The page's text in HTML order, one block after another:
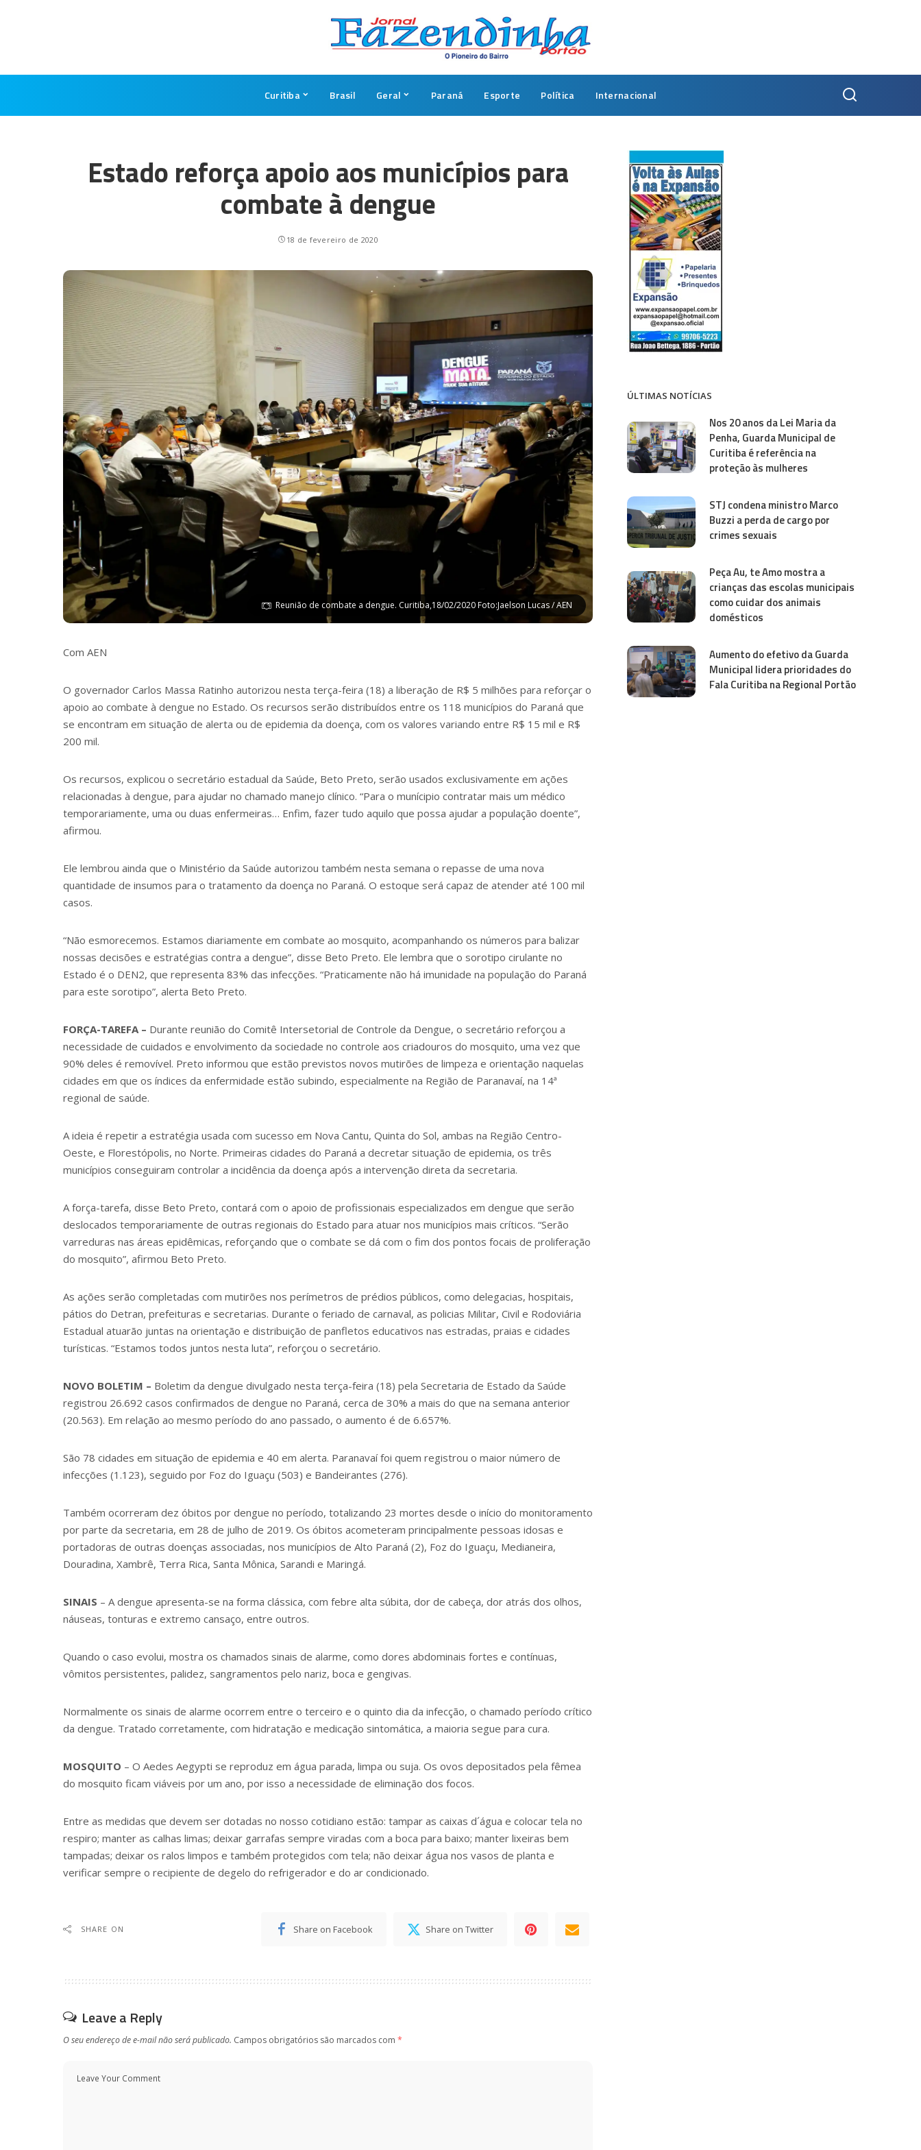
Curitiba Brasil Geral Paraná Esporte Política Internacional
Estado reforça apoio aos municípios para
combate à dengue
18 de fevereiro de 2020
Reunião de combate a dengue. Curitiba,18/02/2020 Foto:Jaelson Lucas / AEN
Com AEN
O governador Carlos Massa Ratinho autorizou nesta terça-feira (18) a liberação de R$ 5 milhões para reforçar o
apoio ao combate à dengue no Estado. Os recursos serão distribuídos entre os 118 municípios do Paraná que
se encontram em situação de alerta ou de epidemia da doença, com os valores variando entre R$ 15 mil e R$
200 mil.
Os recursos, explicou o secretário estadual da Saúde, Beto Preto, serão usados exclusivamente em ações
relacionadas à dengue, para ajudar no chamado manejo clínico. “Para o munícipio contratar mais um médico
temporariamente, uma ou duas enfermeiras… Enfim, fazer tudo aquilo que possa ajudar a população doente”,
afirmou.
Ele lembrou ainda que o Ministério da Saúde autorizou também nesta semana o repasse de uma nova
quantidade de insumos para o tratamento da doença no Paraná. O estoque será capaz de atender até 100 mil
casos.
“Não esmorecemos. Estamos diariamente em combate ao mosquito, acompanhando os números para balizar
nossas decisões e estratégias contra a dengue”, disse Beto Preto. Ele lembra que o sorotipo cirulante no
Estado é o DEN2, que representa 83% das infecções. “Praticamente não há imunidade na população do Paraná
para este sorotipo”, alerta Beto Preto.
FORÇA-TAREFA – Durante reunião do Comitê Intersetorial de Controle da Dengue, o secretário reforçou a
necessidade de cuidados e envolvimento da sociedade no controle aos criadouros do mosquito, uma vez que
90% deles é removível. Preto informou que estão previstos novos mutirões de limpeza e orientação naquelas
cidades em que os índices da enfermidade estão subindo, especialmente na Região de Paranavaí, na 14ª
regional de saúde.
A ideia é repetir a estratégia usada com sucesso em Nova Cantu, Quinta do Sol, ambas na Região Centro-
Oeste, e Florestópolis, no Norte. Primeiras cidades do Paraná a decretar situação de epidemia, os três
municípios conseguiram controlar a incidência da doença após a intervenção direta da secretaria.
A força-tarefa, disse Beto Preto, contará com o apoio de profissionais especializados em dengue que serão
deslocados temporariamente de outras regionais do Estado para atuar nos municípios mais críticos. “Serão
varreduras nas áreas epidêmicas, reforçando que o combate se dá com o fim dos pontos focais de proliferação
do mosquito”, afirmou Beto Preto.
As ações serão completadas com mutirões nos perímetros de prédios públicos, como delegacias, hospitais,
pátios do Detran, prefeituras e secretarias. Durante o feriado de carnaval, as policias Militar, Civil e Rodoviária
Estadual atuarão juntas na orientação e distribuição de panfletos educativos nas estradas, praias e cidades
turísticas. “Estamos todos juntos nesta luta”, reforçou o secretário.
NOVO BOLETIM – Boletim da dengue divulgado nesta terça-feira (18) pela Secretaria de Estado da Saúde
registrou 26.692 casos confirmados de dengue no Paraná, cerca de 30% a mais do que na semana anterior
(20.563). Em relação ao mesmo período do ano passado, o aumento é de 6.657%.
São 78 cidades em situação de epidemia e 40 em alerta. Paranavaí foi quem registrou o maior número de
infecções (1.123), seguido por Foz do Iguaçu (503) e Bandeirantes (276).
Também ocorreram dez óbitos por dengue no período, totalizando 23 mortes desde o início do monitoramento
por parte da secretaria, em 28 de julho de 2019. Os óbitos acometeram principalmente pessoas idosas e
portadoras de outras doenças associadas, nos municípios de Alto Paraná (2), Foz do Iguaçu, Medianeira,
Douradina, Xambrê, Terra Rica, Santa Mônica, Sarandi e Maringá.
SINAIS – A dengue apresenta-se na forma clássica, com febre alta súbita, dor de cabeça, dor atrás dos olhos,
náuseas, tonturas e extremo cansaço, entre outros.
Quando o caso evolui, mostra os chamados sinais de alarme, como dores abdominais fortes e contínuas,
vômitos persistentes, palidez, sangramentos pelo nariz, boca e gengivas.
Normalmente os sinais de alarme ocorrem entre o terceiro e o quinto dia da infecção, o chamado período crítico
da dengue. Tratado corretamente, com hidratação e medicação sintomática, a maioria segue para cura.
MOSQUITO – O Aedes Aegypti se reproduz em água parada, limpa ou suja. Os ovos depositados pela fêmea
do mosquito ficam viáveis por um ano, por isso a necessidade de eliminação dos focos.
Entre as medidas que devem ser dotadas no nosso cotidiano estão: tampar as caixas d´água e colocar tela no
respiro; manter as calhas limas; deixar garrafas sempre viradas com a boca para baixo; manter lixeiras bem
tampadas; deixar os ralos limpos e também protegidos com tela; não deixar água nos vasos de planta e
verificar sempre o recipiente de degelo do refrigerador e do ar condicionado.
SHARE ON Share on Facebook Share on Twitter
Leave a Reply
O seu endereço de e-mail não será publicado. Campos obrigatórios são marcados com *
ÚLTIMAS NOTÍCIAS
Nos 20 anos da Lei Maria da
Penha, Guarda Municipal de
Curitiba é referência na
proteção às mulheres
STJ condena ministro Marco
Buzzi a perda de cargo por
crimes sexuais
Peça Au, te Amo mostra a
crianças das escolas municipais
como cuidar dos animais
domésticos
Aumento do efetivo da Guarda
Municipal lidera prioridades do
Fala Curitiba na Regional Portão